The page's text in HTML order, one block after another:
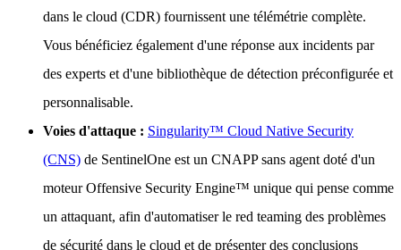
dans le cloud (CDR) fournissent une télémétrie complète.
Vous bénéficiez également d'une réponse aux incidents par
des experts et d'une bibliothèque de détection préconfigurée et
personnalisable.
Voies d'attaque : Singularity™ Cloud Native Security
(CNS) de SentinelOne est un CNAPP sans agent doté d'un
moteur Offensive Security Engine™ unique qui pense comme
un attaquant, afin d'automatiser le red teaming des problèmes
de sécurité dans le cloud et de présenter des conclusions